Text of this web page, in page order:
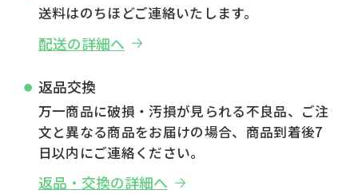
送料はのちほどご連絡いたします。
配送の詳細へ
返品交換
万一商品に破損・汚損が見られる不良品、ご注
文と異なる商品をお届けの場合、商品到着後7
日以内にご連絡ください。
返品・交換の詳細へ